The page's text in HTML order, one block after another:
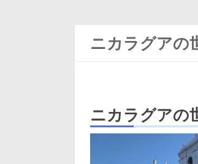
ニカラグアの
ニカラグアの